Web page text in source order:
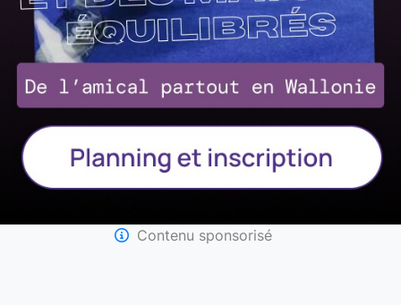
Contenu sponsorisé